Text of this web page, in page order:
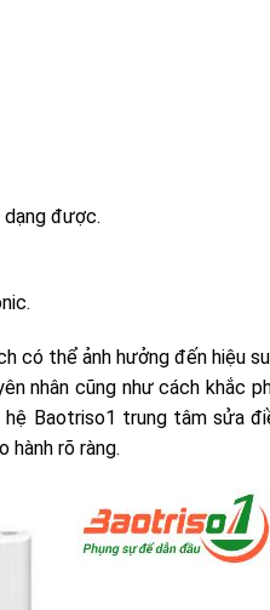
dạng được.
có thể ảnh hưởng đến hiệu
nhân cũng như cách khắc
hệ Baotriso1 trung tâm sửa
hành rõ ràng.